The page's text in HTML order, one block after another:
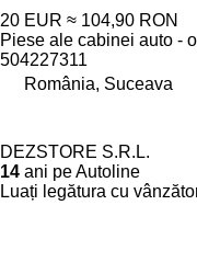
20 EUR ≈ 104,90 RON
Piese ale cabinei auto -
504227311
România, Suceava
DEZSTORE S.R.L.
14 ani pe Autoline
Luați legătura cu